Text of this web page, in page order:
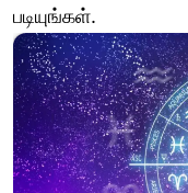
படியுங்கள்.